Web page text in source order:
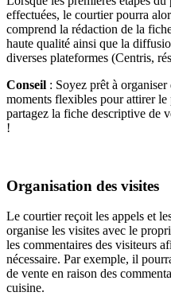
effectuées, le courtier pourra
comprend la rédaction de la
haute qualité ainsi que la
diverses plateformes (Centris,
Conseil : Soyez prêt à
moments flexibles pour attirer le
partagez la fiche descriptive de
!
Organisation des visites
Le courtier reçoit les appels et
organise les visites avec le
les commentaires des visiteurs
nécessaire. Par exemple, il
de vente en raison des
cuisine.